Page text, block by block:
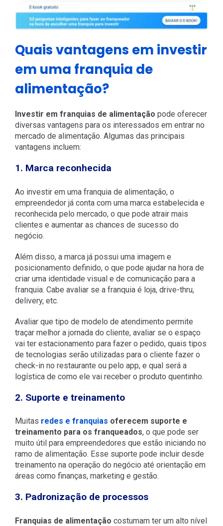
Quais vantagens em investir
em uma franquia de
alimentação?
Investir em franquias de alimentação pode oferecer
diversas vantagens para os interessados ​​em entrar no
mercado de alimentação. Algumas das principais
vantagens incluem:
1. Marca reconhecida
Ao investir em uma franquia de alimentação, o
empreendedor já conta com uma marca estabelecida e
reconhecida pelo mercado, o que pode atrair mais
clientes e aumentar as chances de sucesso do
negócio.
Além disso, a marca já possui uma imagem e
posicionamento definido, o que pode ajudar na hora de
criar uma identidade visual e de comunicação para a
franquia. Cabe avaliar se a franquia é loja, drive-thru,
delivery, etc.
Avaliar que tipo de modelo de atendimento permite
traçar melhor a jornada do cliente, avaliar se o espaço
vai ter estacionamento para fazer o pedido, quais tipos
de tecnologias serão utilizadas para o cliente fazer o
check-in no restaurante ou pelo app, e qual será a
logística de como ele vai receber o produto quentinho.
2. Suporte e treinamento
Muitas redes e franquias oferecem suporte e
treinamento para os franqueados, o que pode ser
muito útil para empreendedores que estão iniciando no
ramo de alimentação. Esse suporte pode incluir desde
treinamento na operação do negócio até orientação em
áreas como finanças, marketing e gestão.
3. Padronização de processos
Franquias de alimentação costumam ter um alto nível